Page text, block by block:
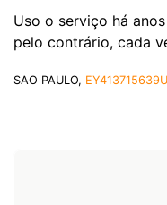
Uso o serviço há
pelo contrário, cada
SAO PAULO,